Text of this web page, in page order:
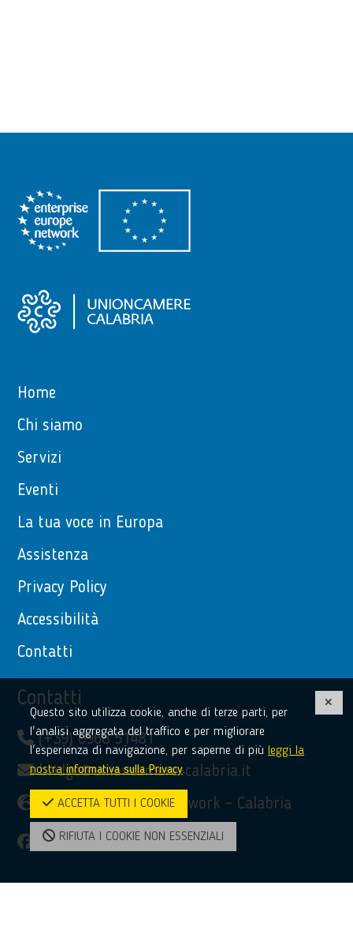
Home
Chi siamo
Servizi
Eventi
La tua voce in Europa
Assistenza
Privacy Policy
Accessibilità
Contatti
Contatti
(+39) 0968 51481
bridge@unioncamere-calabria.it
Enterprise Europe Network - Calabria
facebooktwitterlinkedinyoutube
Questo sito utilizza cookie, anche di terze parti, per
l'analisi aggregata del traffico e per migliorare
l'esperienza di navigazione, per saperne di più leggi la
nostra informativa sulla Privacy.
ACCETTA TUTTI I COOKIE
RIFIUTA I COOKIE NON ESSENZIALI